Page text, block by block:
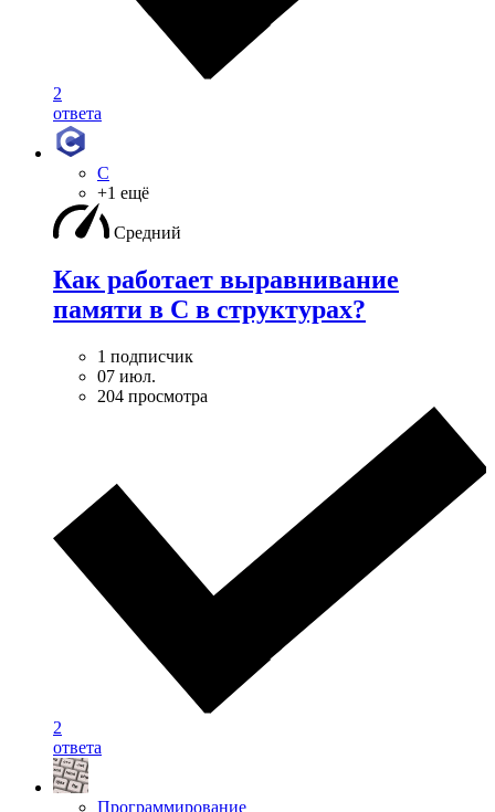
2
ответа
C
+1 ещё
Средний
Как работает выравнивание
памяти в С в структурах?
1 подписчик
07 июл.
204 просмотра
2
ответа
Программирование